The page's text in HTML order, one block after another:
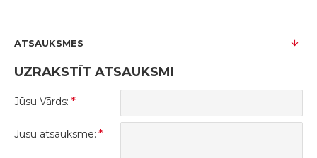
ATSAUKSMES
UZRAKSTĪT ATSAUKSMI
Jūsu Vārds:
Jūsu atsauksme: